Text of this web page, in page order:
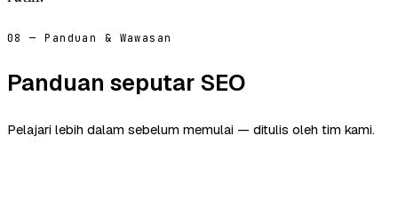
08 — Panduan & Wawasan
Panduan seputar SEO
Pelajari lebih dalam sebelum memulai — ditulis oleh tim kami.